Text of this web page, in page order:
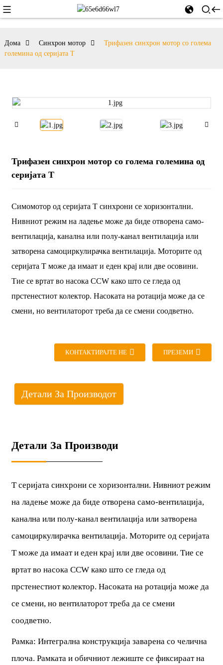
Дома Синхрон мотор
Трифазен синхрон мотор со голема
големина од серијата T
Трифазен синхрон мотор со голема големина од
серијата T
Симомотор од серијата T синхрони се хоризонтални.
Нивниот режим на ладење може да биде отворена само-
вентилација, канална или полу-канал вентилација или
затворена самоциркулирачка вентилација. Моторите од
серијата Т може да имаат и еден крај или две осовини.
Тие се вртат во насока CCW како што се гледа од
прстенестиот колектор. Насоката на ротација може да се
смени, но вентилаторот треба да се смени соодветно.
КОНТАКТИРАЈТЕ НЕ ПРЕЗЕМИ
Детали За Производот
Детали За Производи
Т серијата синхрони се хоризонтални. Нивниот режим
на ладење може да биде отворена само-вентилација,
канална или полу-канал вентилација или затворена
самоциркулирачка вентилација. Моторите од серијата
Т може да имаат и еден крај или две осовини. Тие се
вртат во насока CCW како што се гледа од
прстенестиот колектор. Насоката на ротација може да
се смени, но вентилаторот треба да се смени
соодветно.
Рамка: Интегрална конструкција заварена со челична
плоча. Рамката и обичниот лежиште се фиксираат на